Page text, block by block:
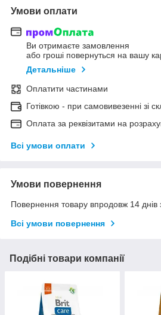
Умови оплати
Ви отримаєте замовлення
або гроші повернуться на вашу
Детальніше
Оплатити частинами
Готівкою - при самовивезенні зі
Оплата за реквізитами на
Всі умови оплати
Умови повернення
Повернення товару впродовж 14 днів
Всі умови повернення
Подібні товари компанії